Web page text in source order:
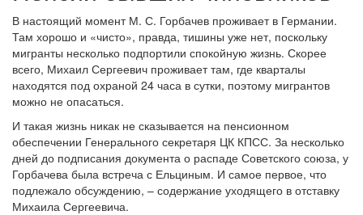
В настоящий момент М. С. Горбачев проживает в Германии.
Там хорошо и «чисто», правда, тишины уже нет, поскольку
мигранты несколько подпортили спокойную жизнь. Скорее
всего, Михаил Сергеевич проживает там, где кварталы
находятся под охраной 24 часа в сутки, поэтому мигрантов
можно не опасаться.
И такая жизнь никак не сказывается на пенсионном
обеспечении Генерального секретаря ЦК КПСС. За несколько
дней до подписания документа о распаде Советского союза, у
Горбачева была встреча с Ельциным. И самое первое, что
подлежало обсуждению, – содержание уходящего в отставку
Михаила Сергеевича.